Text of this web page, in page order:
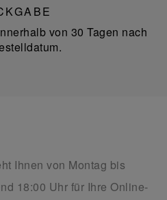
von 30 Tagen nach
Ihnen von Montag bis
18:00 Uhr für Ihre Online-